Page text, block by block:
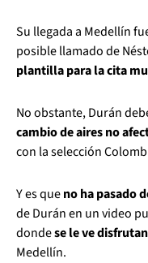
Su llegada a Medellín
posible llamado de
plantilla para la cita
No obstante, Durán
cambio de aires no
con la selección
Y es queno ha pasado
de Durán en un video
dondese le ve
Medellín.